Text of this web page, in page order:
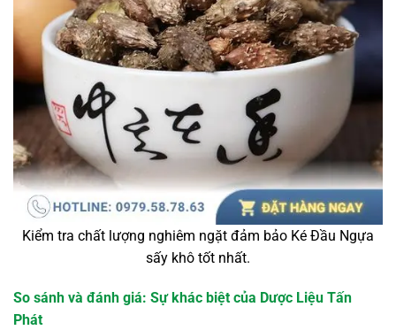
Kiểm tra chất lượng nghiêm ngặt đảm bảo Ké Đầu Ngựa
sấy khô tốt nhất.
So sánh và đánh giá: Sự khác biệt của Dược Liệu Tấn
Phát